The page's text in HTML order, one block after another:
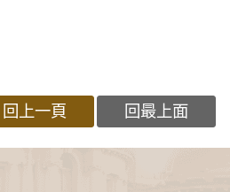
回上一頁 回最上面